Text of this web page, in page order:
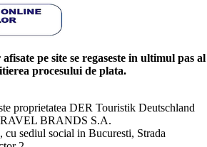
pe site se regaseste in ultimul pas al
procesului de plata.
proprietatea DER Touristik Deutschland
BRANDS S.A.
sediul social in Bucuresti, Strada